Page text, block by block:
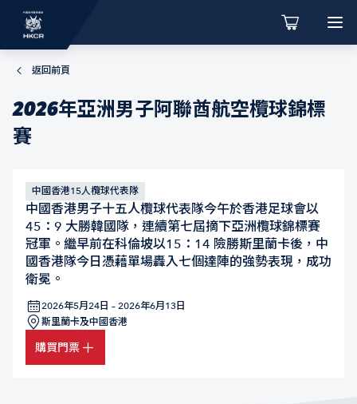
返回前頁
2026年亞洲男子阿聯酋航空欖球錦標
賽
中國香港15人欖球代表隊
中國香港男子十五人欖球代表隊今午於香港足球會以
45：9 大勝韓國隊，連續第七屆摘下亞洲欖球錦標賽
冠軍。繼早前在科倫坡以15：14 險勝斯里蘭卡後，中
國香港隊今日憑藉單場轟入七個達陣的強勢表現，成功
衛冕。
2026年5月24日 – 2026年6月13日
斯里蘭卡及中國香港
購買門票